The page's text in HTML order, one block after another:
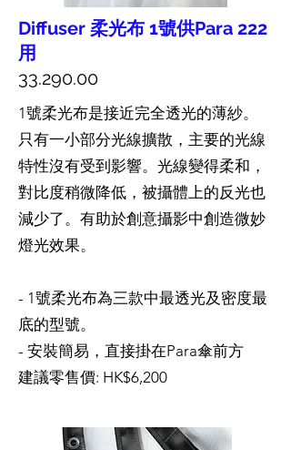
Diffuser 柔光布 1號供Para 222
用
33.290.00
1號柔光布是接近完全透光的薄紗。
只有一小部分光線擴散，主要的光線
特性沒有受到影響。光線變得柔和，
對比度稍微降低，被攝體上的反光也
減少了。有助於創意攝影中創造微妙
燈光效果。
- 1號柔光布為三款中最透光及密度最
底的型號。
- 安裝簡易，直接掛在Para傘前方
建議零售價: HK$6,200